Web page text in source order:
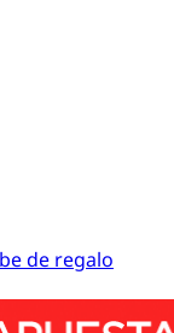
de regalo